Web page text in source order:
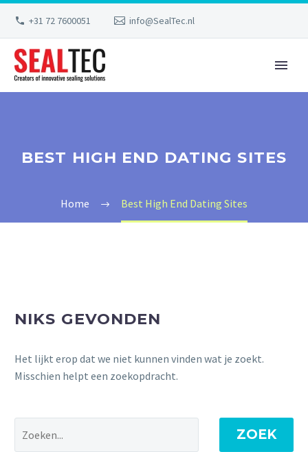
+31 72 7600051 info@SealTec.nl
BEST HIGH END DATING SITES
Home Best High End Dating Sites
NIKS GEVONDEN
Het lijkt erop dat we niet kunnen vinden wat je zoekt.
Misschien helpt een zoekopdracht.
ZOEK